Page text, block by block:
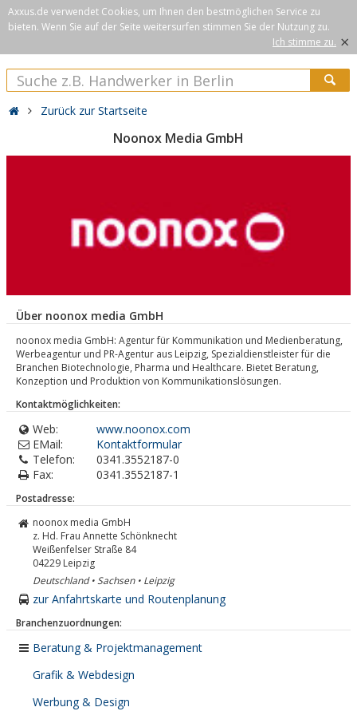
Axxus.de verwendet Cookies, um Ihnen den bestmöglichen Service zu
bieten. Wenn Sie auf der Seite weitersurfen stimmen Sie der Nutzung zu.
Ich stimme zu. ×
Zurück zur Startseite
Noonox Media GmbH
Über noonox media GmbH
noonox media GmbH: Agentur für Kommunikation und Medienberatung,
Werbeagentur und PR-Agentur aus Leipzig, Spezialdienstleister für die
Branchen Biotechnologie, Pharma und Healthcare. Bietet Beratung,
Konzeption und Produktion von Kommunikationslösungen.
Kontaktmöglichkeiten:
Web:
www.noonox.com
EMail:
Kontaktformular
Telefon:
0341.3552187-0
Fax:
0341.3552187-1
Postadresse:
noonox media GmbH
z. Hd. Frau Annette Schönknecht
Weißenfelser Straße 84
04229 Leipzig
Deutschland • Sachsen • Leipzig
zur Anfahrtskarte und Routenplanung
Branchenzuordnungen:
Beratung & Projektmanagement
Grafik & Webdesign
Werbung & Design